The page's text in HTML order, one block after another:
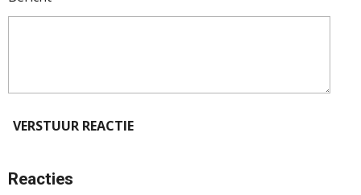
VERSTUUR REACTIE
Reacties